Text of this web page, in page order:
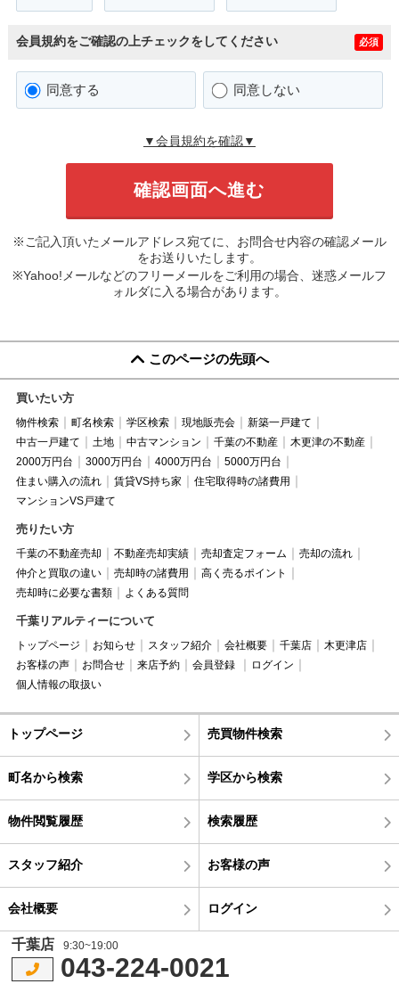
会員規約をご確認の上チェックをしてください 必須
同意する 同意しない
▼会員規約を確認▼
※ご記入頂いたメールアドレス宛てに、お問合せ内容の確認メール
をお送りいたします。
※Yahoo!メールなどのフリーメールをご利用の場合、迷惑メールフ
ォルダに入る場合があります。
このページの先頭へ
買いたい方
物件検索 町名検索 学区検索 現地販売会
新築一戸建て
中古一戸建て
土地 中古マンション 千葉の不動産
木更津の不動産
2000万円台
3000万円台 4000万円台
5000万円台
住まい購入の流れ
賃貸VS持ち家
住宅取得時の諸費用
マンションVS戸建て
売りたい方
千葉の不動産売却 不動産売却実績 売却査定フォーム
売却の流れ
仲介と買取の違い
売却時の諸費用
高く売るポイント
売却時に必要な書類
よくある質問
千葉リアルティーについて
トップページ お知らせ スタッフ紹介 会社概要 千葉店
木更津店
お客様の声
お問合せ 来店予約 会員登録
ログイン
個人情報の取扱い
トップページ 売買物件検索
町名から検索 学区から検索
物件閲覧履歴 検索履歴
スタッフ紹介 お客様の声
会社概要 ログイン
千葉店 9:30~19:00
043-224-0021